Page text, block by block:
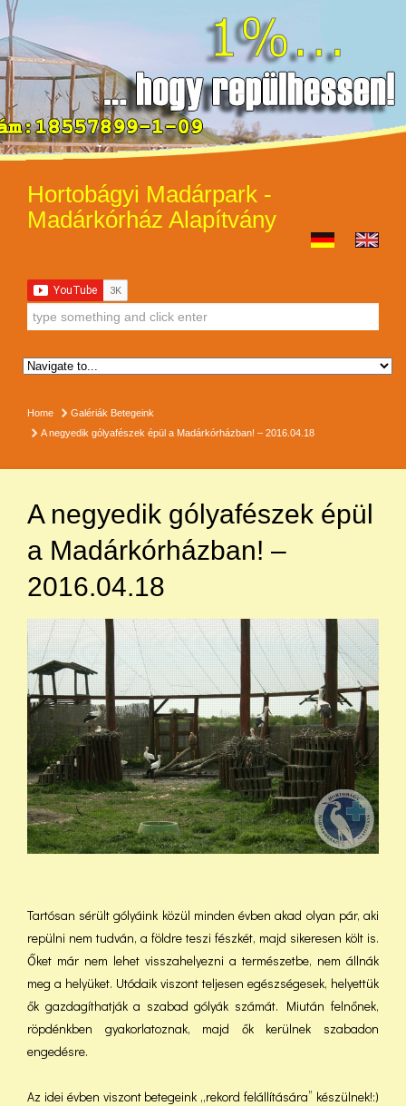
Hortobágyi Madárpark -
Madárkórház Alapítvány
Home Galériák Betegeink
A negyedik gólyafészek épül a Madárkórházban! – 2016.04.18
A negyedik gólyafészek épül
a Madárkórházban! –
2016.04.18
Tartósan sérült gólyáink közül minden évben akad olyan pár, aki
repülni nem tudván, a földre teszi fészkét, majd sikeresen költ is.
Őket már nem lehet visszahelyezni a természetbe, nem állnák
meg a helyüket. Utódaik viszont teljesen egészségesek, helyettük
ők gazdagíthatják a szabad gólyák számát. Miután felnőnek,
röpdénkben gyakorlatoznak, majd ők kerülnek szabadon
engedésre.
Az idei évben viszont betegeink „rekord felállítására” készülnek!:)